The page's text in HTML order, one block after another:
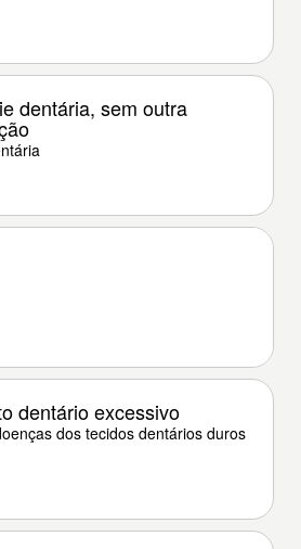
dentária, sem outra
dentário excessivo
dos tecidos dentários duros